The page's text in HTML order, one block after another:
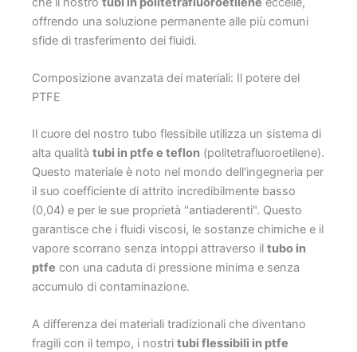
offrendo una soluzione permanente alle più comuni
sfide di trasferimento dei fluidi.
Composizione avanzata dei materiali: Il potere del
PTFE
Il cuore del nostro tubo flessibile utilizza un sistema di
alta qualità tubi in ptfe e teflon (politetrafluoroetilene).
Questo materiale è noto nel mondo dell'ingegneria per
il suo coefficiente di attrito incredibilmente basso
(0,04) e per le sue proprietà "antiaderenti". Questo
garantisce che i fluidi viscosi, le sostanze chimiche e il
vapore scorrano senza intoppi attraverso il tubo in
ptfe con una caduta di pressione minima e senza
accumulo di contaminazione.
A differenza dei materiali tradizionali che diventano
fragili con il tempo, i nostri tubi flessibili in ptfe